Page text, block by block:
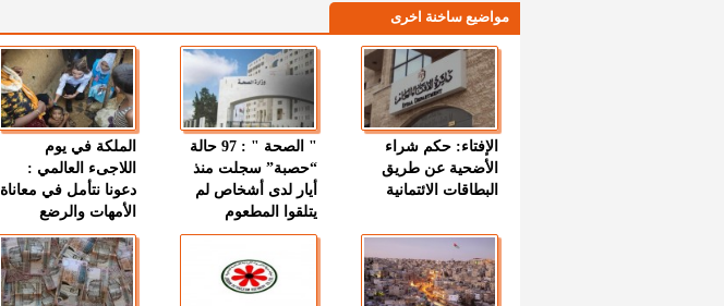
مواضيع ساخنة اخرى
الإفتاء: حكم شراء
الأضحية عن طريق
البطاقات الائتمانية
" الصحة " : 97 حالة
“حصبة” سجلت منذ
أيار لدى أشخاص لم
يتلقوا المطعوم
الملكة في يوم
اللاجىء العالمي :
دعونا نتأمل في معاناة
الأمهات والرضع